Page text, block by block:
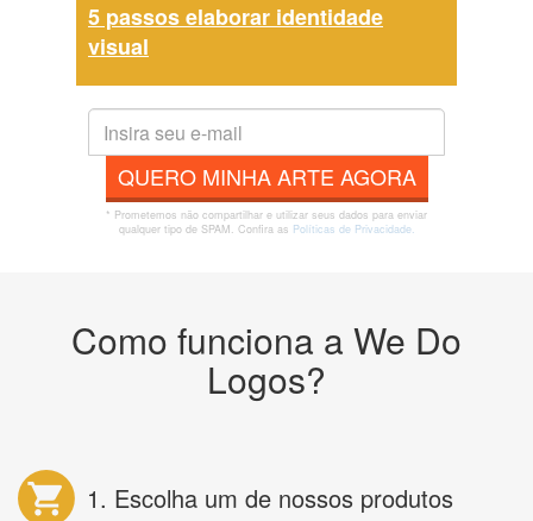
5 passos elaborar identidade
visual
QUERO MINHA ARTE AGORA
* Prometemos não compartilhar e utilizar seus dados para enviar
qualquer tipo de SPAM. Confira as Políticas de Privacidade.
Como funciona a We Do
Logos?
1. Escolha um de nossos produtos